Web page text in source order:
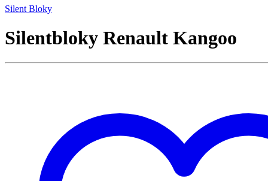
Silent Bloky
Silentbloky Renault Kangoo